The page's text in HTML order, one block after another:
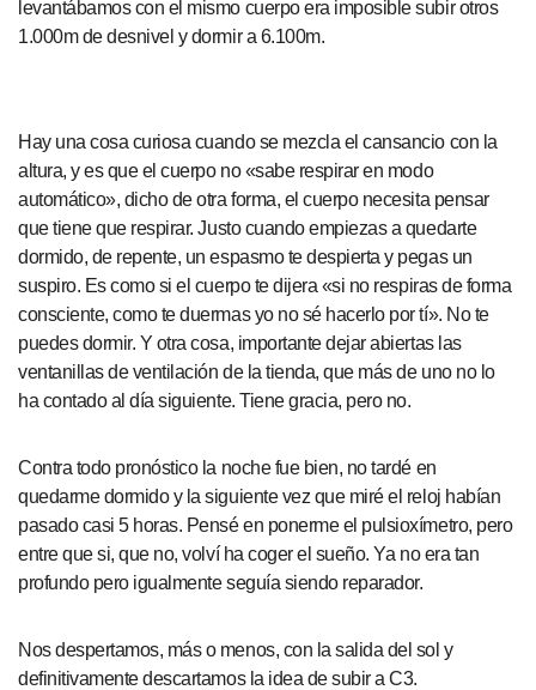
levantábamos con el mismo cuerpo era imposible subir otros
1.000m de desnivel y dormir a 6.100m.
Hay una cosa curiosa cuando se mezcla el cansancio con la
altura, y es que el cuerpo no «sabe respirar en modo
automático», dicho de otra forma, el cuerpo necesita pensar
que tiene que respirar. Justo cuando empiezas a quedarte
dormido, de repente, un espasmo te despierta y pegas un
suspiro. Es como si el cuerpo te dijera «si no respiras de forma
consciente, como te duermas yo no sé hacerlo por tí». No te
puedes dormir. Y otra cosa, importante dejar abiertas las
ventanillas de ventilación de la tienda, que más de uno no lo
ha contado al día siguiente. Tiene gracia, pero no.
Contra todo pronóstico la noche fue bien, no tardé en
quedarme dormido y la siguiente vez que miré el reloj habían
pasado casi 5 horas. Pensé en ponerme el pulsioxímetro, pero
entre que si, que no, volví ha coger el sueño. Ya no era tan
profundo pero igualmente seguía siendo reparador.
Nos despertamos, más o menos, con la salida del sol y
definitivamente descartamos la idea de subir a C3.